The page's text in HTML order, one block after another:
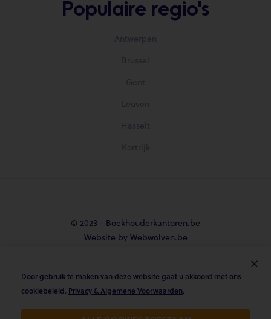
Populaire regio's
Antwerpen
Brussel
Gent
Leuven
Hasselt
Kortrijk
© 2023 - Boekhouderkantoren.be
Website by Webwolven.be
  
Gemiddelde klantbeoordeling
Door gebruik te maken van deze website gaat u akkoord met ons
cookiebeleid. Privacy & Algemene Voorwaarden.